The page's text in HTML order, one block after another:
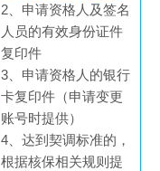
2、申请资格人及签名
人员的有效身份证件
复印件
3、申请资格人的银行
卡复印件（申请变更
账号时提供）
4、达到契调标准的，
根据核保相关规则提